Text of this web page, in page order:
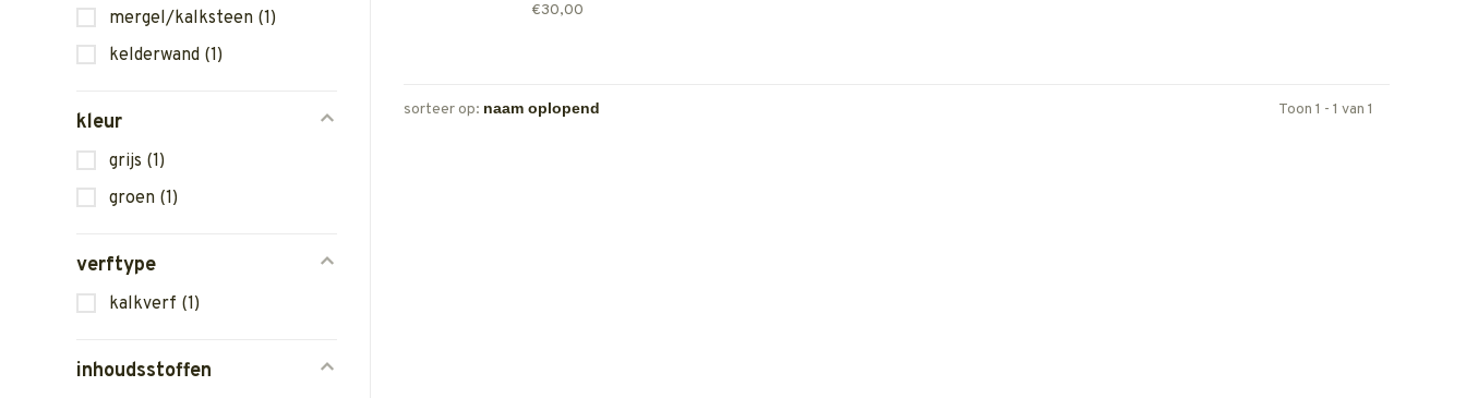
mergel/kalksteen (1)
kelderwand (1)
kleur
grijs (1)
groen (1)
verftype
kalkverf (1)
inhoudsstoffen
dit zijn kalkverven die uitsluitend met
€30,00
sorteer op: Toon 1 - 1 van 1